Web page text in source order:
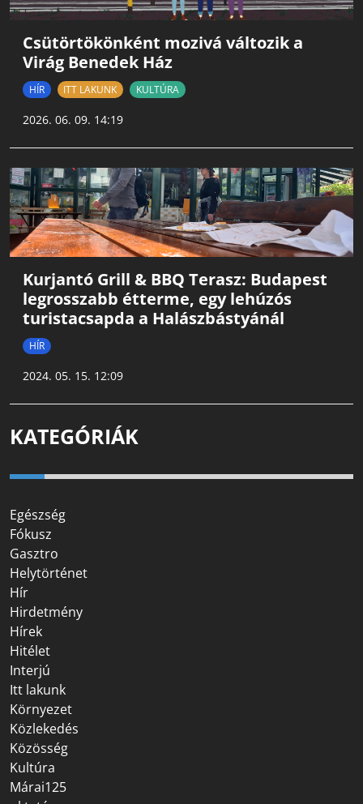
Csütörtökönként mozivá változik a
Virág Benedek Ház
HÍR ITT LAKUNK KULTÚRA
2026. 06. 09. 14:19
Kurjantó Grill & BBQ Terasz: Budapest
legrosszabb étterme, egy lehúzós
turistacsapda a Halászbástyánál
HÍR
2024. 05. 15. 12:09
KATEGÓRIÁK
Egészség
Fókusz
Gasztro
Helytörténet
Hír
Hirdetmény
Hírek
Hitélet
Interjú
Itt lakunk
Környezet
Közlekedés
Közösség
Kultúra
Márai125